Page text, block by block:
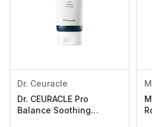
Dr. Ceuracle
Dr. CEURACLE Pro
Balance Soothing